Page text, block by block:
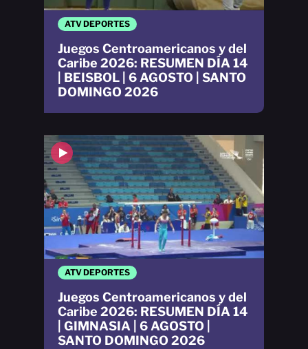
ATV DEPORTES
Juegos Centroamericanos y del
Caribe 2026: RESUMEN DÍA 14
| GIMNASIA | 6 AGOSTO |
SANTO DOMINGO 2026
ATV DEPORTES
Juegos Centroamericanos y del
Caribe 2026: RESUMEN DÍA 14
| BEISBOL | 6 AGOSTO | SANTO
DOMINGO 2026